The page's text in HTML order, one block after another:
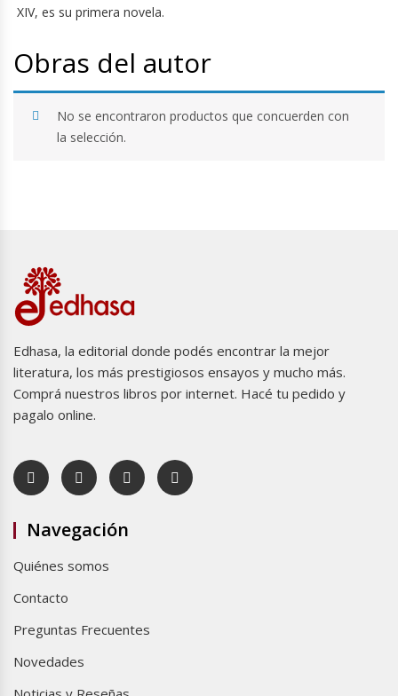
XIV, es su primera novela.
Obras del autor
No se encontraron productos que concuerden con
la selección.
Edhasa, la editorial donde podés encontrar la mejor
literatura, los más prestigiosos ensayos y mucho más.
Comprá nuestros libros por internet. Hacé tu pedido y
pagalo online.
Navegación
Quiénes somos
Contacto
Preguntas Frecuentes
Novedades